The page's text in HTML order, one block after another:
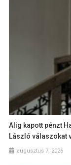
Alig kapott pénzt
László válaszokat
augusztus 7, 2026